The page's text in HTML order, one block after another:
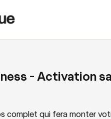
- Activation
complet qui fera monter